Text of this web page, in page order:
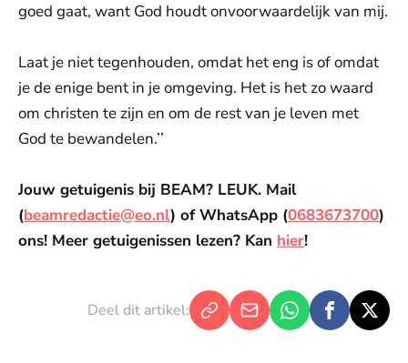
goed gaat, want God houdt onvoorwaardelijk van mij.
Laat je niet tegenhouden, omdat het eng is of omdat
je de enige bent in je omgeving. Het is het zo waard
om christen te zijn en om de rest van je leven met
God te bewandelen.’’
Jouw getuigenis bij BEAM? LEUK. Mail
(beamredactie@eo.nl) of WhatsApp (0683673700)
ons! Meer getuigenissen lezen? Kan hier!
Deel dit artikel: